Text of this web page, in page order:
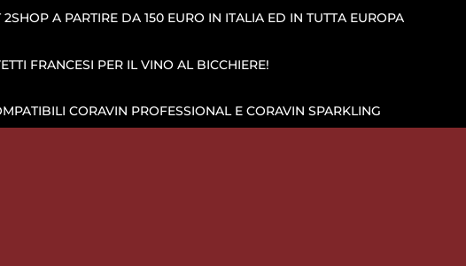
A PARTIRE DA 150 EURO IN ITALIA ED IN TUTTA EUROPA
FRANCESI PER IL VINO AL BICCHIERE!
CORAVIN PROFESSIONAL E CORAVIN SPARKLING